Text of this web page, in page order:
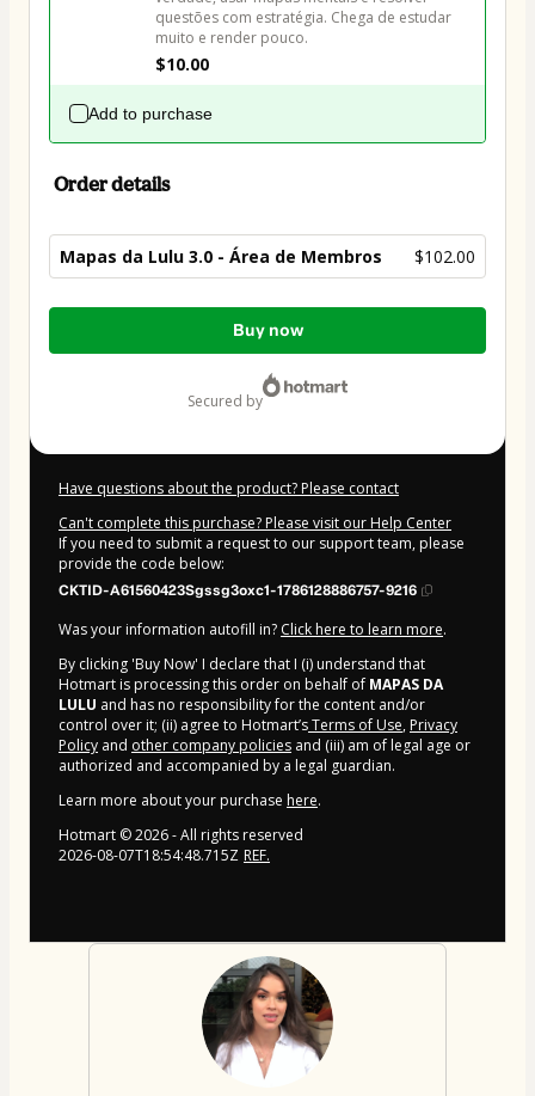
questões com estratégia. Chega de estudar
muito e render pouco.
$10.00
Add to purchase
Order details
Mapas da Lulu 3.0 - Área de Membros $102.00
Total
Buy now
secured by
Have questions about the product? Please contact
Can't complete this purchase? Please visit our Help Center
If you need to submit a request to our support team, please
provide the code below:
CKTID-A61560423Sgssg3oxc1-1786128886757-9216
Was your information autofill in? Click here to learn more.
By clicking 'Buy Now' I declare that I (i) understand that
Hotmart is processing this order on behalf of MAPAS DA
LULU and has no responsibility for the content and/or
control over it; (ii) agree to Hotmart’sTerms of Use, Privacy
Policy and other company policies and (iii) am of legal age or
authorized and accompanied by a legal guardian.
Learn more about your purchase here.
Hotmart ©2026- All rights reserved
2026-08-07T18:54:48.715Z REF.